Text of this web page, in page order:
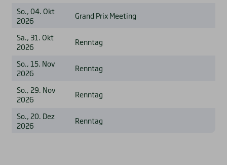
So., 04. Okt
2026
Grand Prix Meeting
Sa., 31. Okt
2026
Renntag
So., 15. Nov
2026
Renntag
So., 29. Nov
2026
Renntag
So., 20. Dez
2026
Renntag